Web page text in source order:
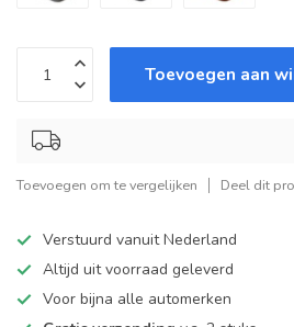
Toevoegen aan
Toevoegen om te vergelijken Deel dit
Verstuurd vanuit Nederland
Altijd uit voorraad geleverd
Voor bijna alle automerken